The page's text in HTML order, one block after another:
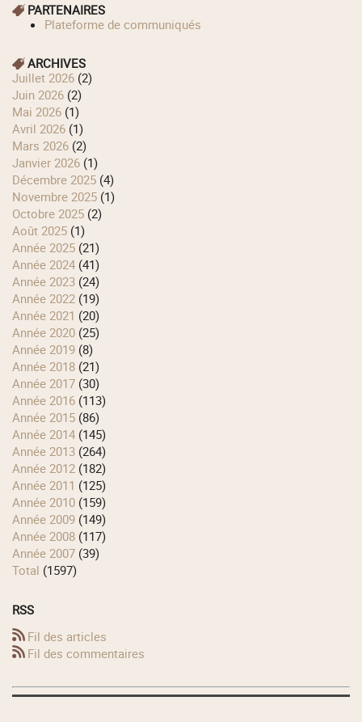
PARTENAIRES
Plateforme de communiqués
ARCHIVES
juillet 2026 (2)
juin 2026 (2)
mai 2026 (1)
avril 2026 (1)
mars 2026 (2)
janvier 2026 (1)
décembre 2025 (4)
novembre 2025 (1)
octobre 2025 (2)
août 2025 (1)
année 2025 (21)
année 2024 (41)
année 2023 (24)
année 2022 (19)
année 2021 (20)
année 2020 (25)
année 2019 (8)
année 2018 (21)
année 2017 (30)
année 2016 (113)
année 2015 (86)
année 2014 (145)
année 2013 (264)
année 2012 (182)
année 2011 (125)
année 2010 (159)
année 2009 (149)
année 2008 (117)
année 2007 (39)
total (1597)
RSS
Fil des articles
Fil des commentaires